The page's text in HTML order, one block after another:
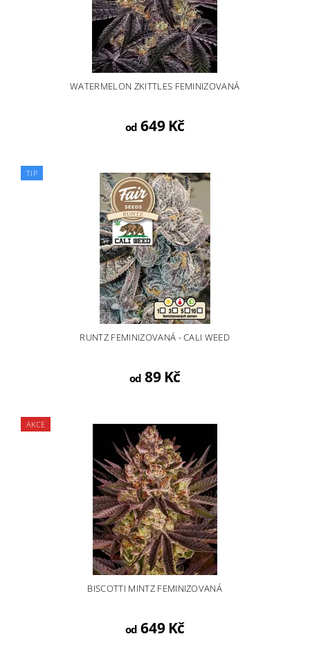
WATERMELON ZKITTLES FEMINIZOVANÁ
od 649 Kč
TIP
RUNTZ FEMINIZOVANÁ - CALI WEED
od 89 Kč
AKCE
BISCOTTI MINTZ FEMINIZOVANÁ
od 649 Kč